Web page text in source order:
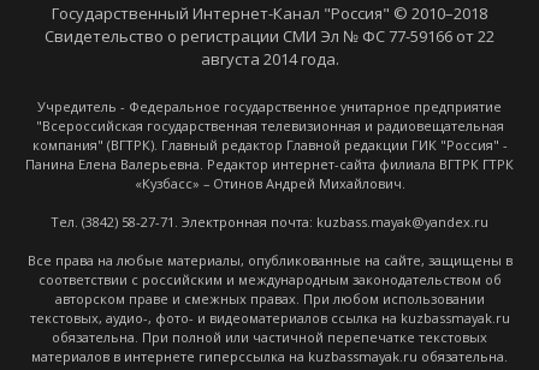
Государственный Интернет-Канал "Россия" © 2010–2018
Свидетельство о регистрации СМИ Эл № ФС 77-59166 от 22
августа 2014 года.
Учредитель - Федеральное государственное унитарное предприятие
"Всероссийская государственная телевизионная и радиовещательная
компания" (ВГТРК). Главный редактор Главной редакции ГИК "Россия" -
Панина Елена Валерьевна. Редактор интернет-сайта филиала ВГТРК ГТРК
«Кузбасс» – Отинов Андрей Михайлович.
Тел. (3842) 58-27-71. Электронная почта: kuzbass.mayak@yandex.ru
Все права на любые материалы, опубликованные на сайте, защищены в
соответствии с российским и международным законодательством об
авторском праве и смежных правах. При любом использовании
текстовых, аудио-, фото- и видеоматериалов ссылка на kuzbassmayak.ru
обязательна. При полной или частичной перепечатке текстовых
материалов в интернете гиперссылка на kuzbassmayak.ru обязательна.